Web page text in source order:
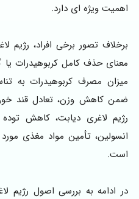
اهمیت ویژه ای دارد.
برخلاف تصور برخی افراد، رژیم
معنای حذف کامل کربوهیدرات
میزان مصرف کربوهیدرات به
ضمن کاهش وزن، تعادل قند
رژیم لاغری دیابت، کاهش
انسولین، تأمین مواد مغذی
است.
در ادامه به بررسی اصول رژیم